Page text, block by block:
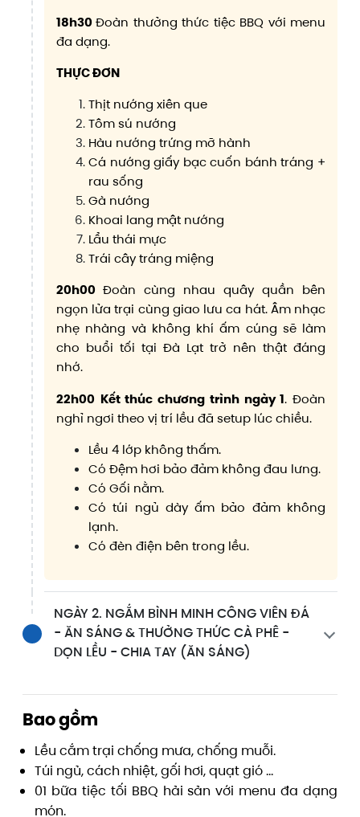
18h30Đoàn thưởng thức tiệc BBQ với menu
đa dạng.
THỰC ĐƠN
Thịt nướng xiên que
Tôm sú nướng
Hàu nướng trứng mỡ hành
Cá nướng giấy bạc cuốn bánh tráng +
rau sống
Gà nướng
Khoai lang mật nướng
Lẩu thái mực
Trái cây tráng miệng
20h00 Đoàn cùng nhau quây quần bên
ngọn lửa trại cùng giao lưu ca hát. Âm nhạc
nhẹ nhàng và không khí ấm cúng sẽ làm
cho buổi tối tại Đà Lạt trở nên thật đáng
nhớ.
22h00 Kết thúc chương trình ngày 1. Đoàn
nghỉ ngơi theo vị trí lều đã setup lúc chiều.
Lều 4 lớp không thấm.
Có Đệm hơi bảo đảm không đau lưng.
Có Gối nằm.
Có túi ngủ dày ấm bảo đảm không
lạnh.
Có đèn điện bên trong lều.
NGÀY 2. NGẮM BÌNH MINH CÔNG VIÊN ĐÁ
- ĂN SÁNG & THƯỞNG THỨC CÀ PHÊ -
DỌN LỀU - CHIA TAY (ĂN SÁNG)
Bao gồm
Lều cắm trại chống mưa, chống muỗi.
Túi ngủ, cách nhiệt, gối hơi, quạt gió …
01 bữa tiệc tối BBQ hải sản với menu đa dạng
món.